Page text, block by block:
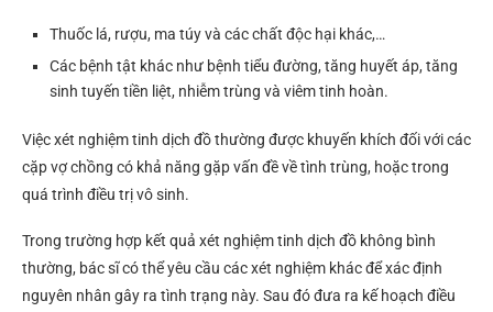
Thuốc lá, rượu, ma túy và các chất độc hại khác,…
Các bệnh tật khác như bệnh tiểu đường, tăng huyết áp, tăng
sinh tuyến tiền liệt, nhiễm trùng và viêm tinh hoàn.
Việc xét nghiệm tinh dịch đồ thường được khuyến khích đối với các
cặp vợ chồng có khả năng gặp vấn đề về tình trùng, hoặc trong
quá trình điều trị vô sinh.
Trong trường hợp kết quả xét nghiệm tinh dịch đồ không bình
thường, bác sĩ có thể yêu cầu các xét nghiệm khác để xác định
nguyên nhân gây ra tình trạng này. Sau đó đưa ra kế hoạch điều